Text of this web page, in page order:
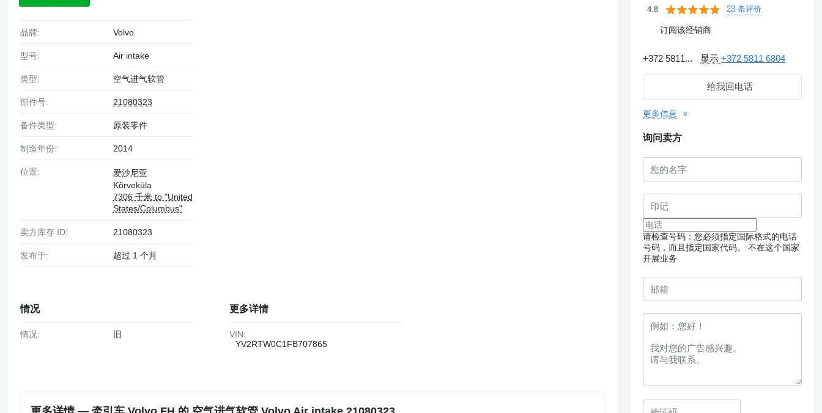
品牌: Volvo
型号: Air intake
类型: 空气进气软管
部件号: 21080323
备件类型: 原装零件
制造年份: 2014
位置:
爱沙尼亚
Kõrveküla
7306 千米 to "United
States/Columbus"
卖方库存 ID: 21080323
发布于: 超过 1 个月
情况
情况: 旧
更多详情
VIN:
YV2RTW0C1FB707865
4.8 23 条评价
订阅该经销商
+372 5811... 显示+372 5811 6804
给我回电话
更多信息
询问卖方
请检查号码：您必须指定国际格式的电话
号码，而且指定国家代码。
不在这个国家
开展业务